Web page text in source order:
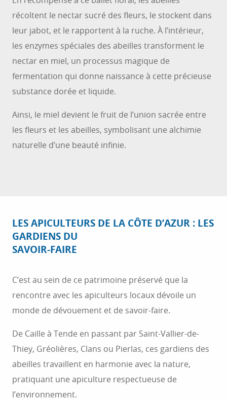
récoltent le nectar sucré des fleurs, le stockent dans
leur jabot, et le rapportent à la ruche. À l’intérieur,
les enzymes spéciales des abeilles transforment le
nectar en miel, un processus magique de
fermentation qui donne naissance à cette précieuse
substance dorée et liquide.
Ainsi, le miel devient le fruit de l’union sacrée entre
les fleurs et les abeilles, symbolisant une alchimie
naturelle d’une beauté infinie.
LES APICULTEURS DE LA CÔTE D’AZUR : LES
GARDIENS DU
SAVOIR-FAIRE
C’est au sein de ce patrimoine préservé que la
rencontre avec les apiculteurs locaux dévoile un
monde de dévouement et de savoir-faire.
De Caille à Tende en passant par Saint-Vallier-de-
Thiey, Gréolières, Clans ou Pierlas, ces gardiens des
abeilles travaillent en harmonie avec la nature,
pratiquant une apiculture respectueuse de
l’environnement.